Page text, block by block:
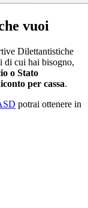
vuoi
Dilettantistiche
di cui hai bisogno,
o Stato
per cassa.
potrai ottenere in